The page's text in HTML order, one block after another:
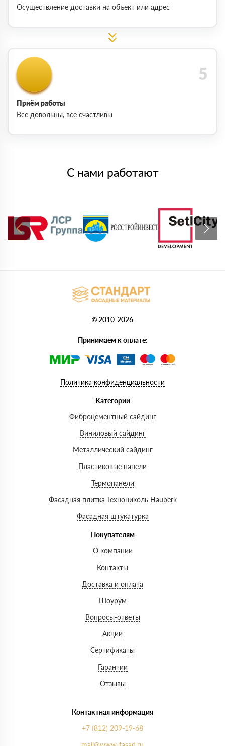
Осуществление доставки на объект или адрес
Приём работы
Все довольны, все счастливы
С нами работают
© 2010-2026
Принимаем к оплате:
Политика конфиденциальности
Категории
Фиброцементный сайдинг
Виниловый сайдинг
Металлический сайдинг
Пластиковые панели
Термопанели
Фасадная плитка Технониколь Hauberk
Фасадная штукатурка
Покупателям
О компании
Контакты
Доставка и оплата
Шоурум
Вопросы-ответы
Акции
Сертификаты
Гарантии
Отзывы
Контактная информация
+7 (812) 209-19-68